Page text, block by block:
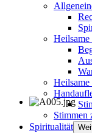
Heilsame
Stimmen
Spiritualität